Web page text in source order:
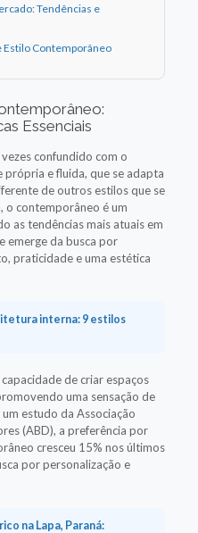
Tendências e
Contemporâneo
Essenciais
confundido com o
e fluida, que se adapta
de outros estilos que se
o contemporâneo é um
as tendências mais atuais em
emerge da busca por
praticidade e uma estética
interna: 9 estilos
de criar espaços
uma sensação de
estudo da Associação
(ABD), a preferência por
cresceu 15% nos últimos
por personalização e
na Lapa, Paraná: